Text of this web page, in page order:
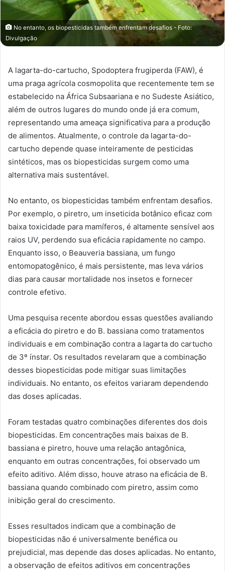
No entanto, os biopesticidas também enfrentam desafios - Foto:
Divulgação
A lagarta-do-cartucho, Spodoptera frugiperda (FAW), é
uma praga agrícola cosmopolita que recentemente tem se
estabelecido na África Subsaariana e no Sudeste Asiático,
além de outros lugares do mundo onde já era comum,
representando uma ameaça significativa para a produção
de alimentos. Atualmente, o controle da lagarta-do-
cartucho depende quase inteiramente de pesticidas
sintéticos, mas os biopesticidas surgem como uma
alternativa mais sustentável.
No entanto, os biopesticidas também enfrentam desafios.
Por exemplo, o piretro, um inseticida botânico eficaz com
baixa toxicidade para mamíferos, é altamente sensível aos
raios UV, perdendo sua eficácia rapidamente no campo.
Enquanto isso, o Beauveria bassiana, um fungo
entomopatogênico, é mais persistente, mas leva vários
dias para causar mortalidade nos insetos e fornecer
controle efetivo.
Uma pesquisa recente abordou essas questões avaliando
a eficácia do piretro e do B. bassiana como tratamentos
individuais e em combinação contra a lagarta do cartucho
de 3º ínstar. Os resultados revelaram que a combinação
desses biopesticidas pode mitigar suas limitações
individuais. No entanto, os efeitos variaram dependendo
das doses aplicadas.
Foram testadas quatro combinações diferentes dos dois
biopesticidas. Em concentrações mais baixas de B.
bassiana e piretro, houve uma relação antagônica,
enquanto em outras concentrações, foi observado um
efeito aditivo. Além disso, houve atraso na eficácia de B.
bassiana quando combinado com piretro, assim como
inibição geral do crescimento.
Esses resultados indicam que a combinação de
biopesticidas não é universalmente benéfica ou
prejudicial, mas depende das doses aplicadas. No entanto,
a observação de efeitos aditivos em concentrações